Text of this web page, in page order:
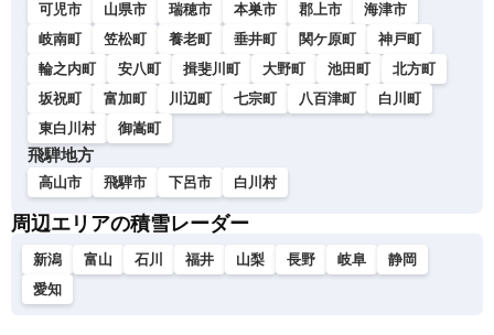
可児市
山県市 瑞穂市 本巣市 郡上市
海津市
岐南町
笠松町 養老町 垂井町 関ケ原町
神戸町
輪之内町
安八町 揖斐川町 大野町 池田町
北方町
坂祝町
富加町 川辺町 七宗町 八百津町
白川町
東白川村
御嵩町
飛騨地方
高山市 飛騨市 下呂市 白川村
周辺エリアの積雪レーダー
新潟 富山 石川 福井 山梨 長野 岐阜
静岡
愛知